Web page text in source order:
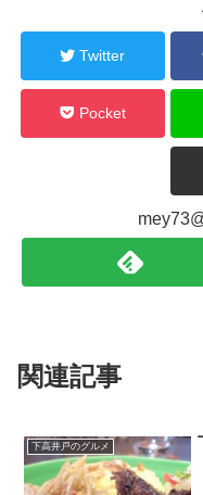
Twitter
Pocket
関連記事
下高井戸のグルメ